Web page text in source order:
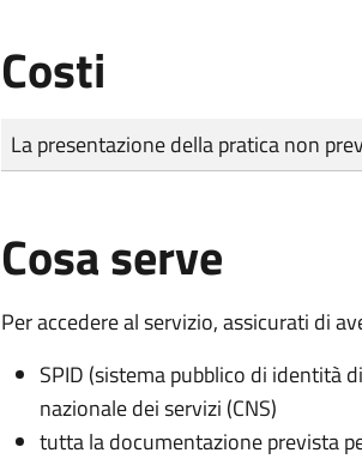
Costi
Tipo di pagamento
Importo
La presentazione della pratica non
Cosa serve
Per accedere al servizio, assicurati di
SPID (sistema pubblico di identità
nazionale dei servizi (CNS)
tutta la documentazione prevista